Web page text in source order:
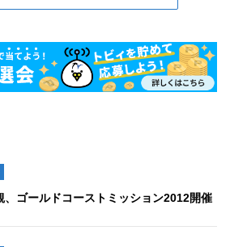
、ゴールドコーストミッション2012開催